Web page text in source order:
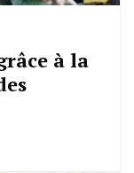
à la